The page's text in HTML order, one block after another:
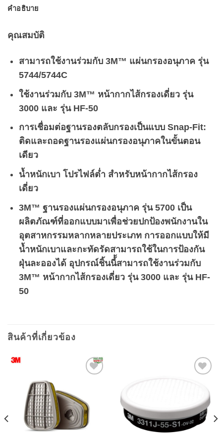
คำอธิบาย
คุณสมบัติ
สามารถใช้งานร่วมกับ 3M™ แผ่นกรองอนุภาค รุ่น
5744/5744C
ใช้งานร่วมกับ 3M™ หน้ากากไส้กรองเดี่ยว รุ่น
3000 และ รุ่น HF-50
การเชื่อมต่อฐานรองตลับกรองเป็นแบบ Snap-Fit:
ติดและถอดฐานรองแผ่นกรองอนุภาคในขั้นตอน
เดียว
น้ำหนักเบา โปรไฟล์ต่ำ สำหรับหน้ากากไส้กรอง
เดี่ยว
3M™ ฐานรองแผ่นกรองอนุภาค รุ่น 5700 เป็น
ผลิตภัณฑ์ที่ออกแบบมาเพื่อช่วยปกป้องพนักงานใน
อุตสาหกรรมหลากหลายประเภท การออกแบบให้มี
น้ำหนักเบาและกะทัดรัดสามารถใช้ในการป้องกัน
ฝุ่นละอองได้ อุปกรณ์ชิ้นนี้้สามารถใช้งานร่วมกับ
3M™ หน้ากากไส้กรองเดี่ยว รุ่น 3000 และ รุ่น HF-
50
สินค้าที่เกี่ยวข้อง
wishlist